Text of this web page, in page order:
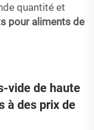
quantité et
pour aliments de
vide de haute
à des prix de